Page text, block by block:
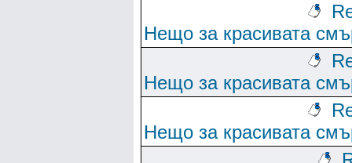
Нещо за красивата
Нещо за красивата
Нещо за красивата